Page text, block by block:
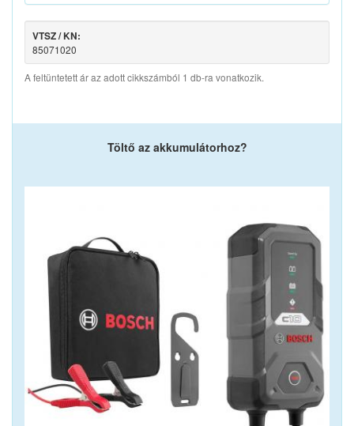
VTSZ / KN:
85071020
A feltüntetett ár az adott cikkszámból 1 db-ra vonatkozik.
Töltő az akkumulátorhoz?